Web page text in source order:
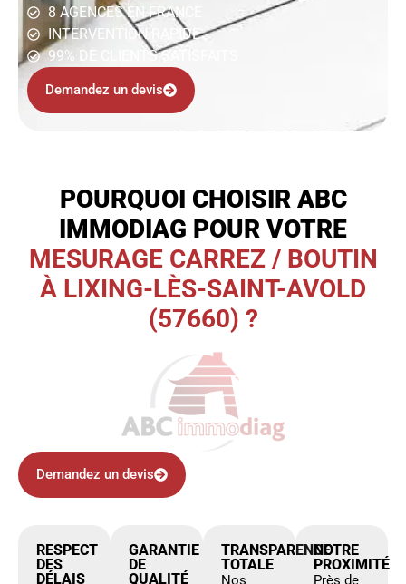
8 AGENCES EN FRANCE
INTERVENTION RAPIDE
99% DE CLIENTS SATISFAITS
Demandez un devis
POURQUOI CHOISIR ABC
IMMODIAG POUR VOTRE
MESURAGE CARREZ / BOUTIN
À LIXING-LÈS-SAINT-AVOLD
(57660) ?
Demandez un devis
RESPECT
DES
DÉLAIS
GARANTIE
DE
QUALITÉ
TRANSPARENCE
TOTALE
Nos
NOTRE
PROXIMITÉ
Près de